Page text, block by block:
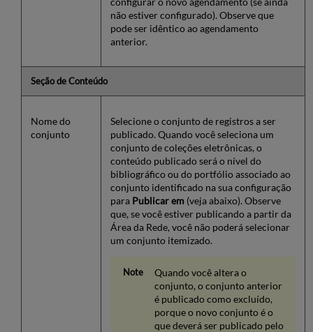
não estiver configurado). Observe que
pode ser idêntico ao agendamento
anterior.
Seção de Conteúdo
Nome do
conjunto
Selecione o conjunto de registros a ser
publicado. Quando você seleciona um
conjunto de coleções eletrônicas, o
conteúdo publicado será o nível do
bibliográfico ou do portfólio associado ao
conjunto identificado na sua configuração
para Publicar em(veja abaixo). Observe
que, se você estiver publicando a partir da
Área da Rede, você não poderá selecionar
um conjunto itemizado.
Quando você altera o
conjunto, o conjunto anterior
é publicado como excluído,
porque o novo conjunto é o
que deverá ser publicado pelo